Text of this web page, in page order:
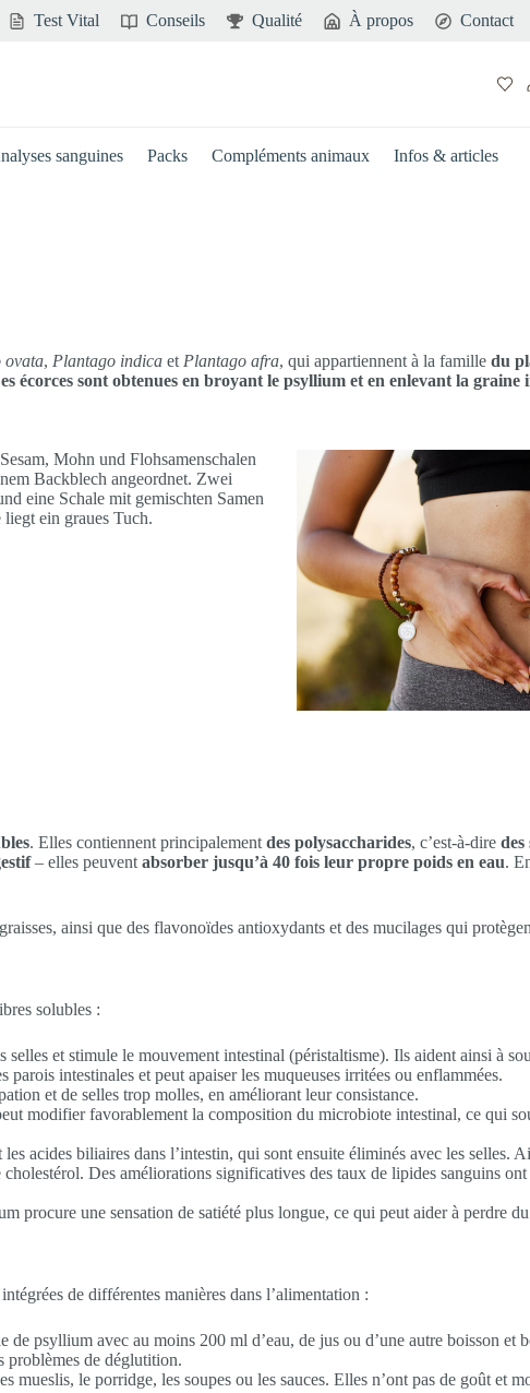
Test Vital Conseils Qualité À propos Contact
sanguines Packs Compléments animaux Infos & articles
ovata, Plantago indica et Plantago afra, qui appartiennent à la famille du
écorces sont obtenues en broyant le psyllium et en enlevant la graine
. Elles contiennent principalementdes polysaccharides, c’est-à-dire des
– elles peuventabsorber jusqu’à 40 fois leur propre poids en eau.
ainsi que des flavonoïdes antioxydants et des mucilages qui
solubles :
et stimule le mouvement intestinal (péristaltisme). Ils aident ainsi à
intestinales et peut apaiser les muqueuses irritées ou enflammées.
et de selles trop molles, en améliorant leur consistance.
modifier favorablement la composition du microbiote intestinal, ce qui
acides biliaires dans l’intestin, qui sont ensuite éliminés avec les selles.
Des améliorations significatives des taux de lipides sanguins
procure une sensation de satiété plus longue, ce qui peut aider à perdre
de différentes manières dans l’alimentation :
psyllium avec au moins 200 ml d’eau, de jus ou d’une autre boisson et
problèmes de déglutition.
mueslis, le porridge, les soupes ou les sauces. Elles n’ont pas de goût et